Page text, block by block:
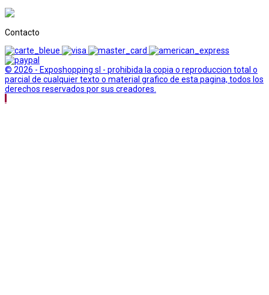
Contacto
© 2026 - Exposhopping sl - prohibida la copia o reproduccion total o
parcial de cualquier texto o material grafico de esta pagina, todos los
derechos reservados por sus creadores.